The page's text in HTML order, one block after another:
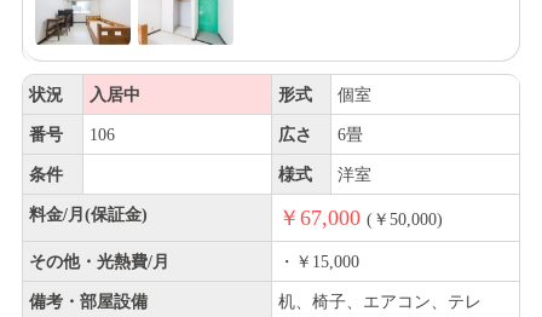
状況 入居中 形式 個室
番号 106 広さ 6畳
条件 様式 洋室
料金/月(保証金) ￥67,000 (￥50,000)
その他・光熱費/月 ・￥15,000
備考・部屋設備
机、椅子、エアコン、テレ